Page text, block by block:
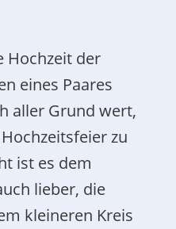
Hochzeit der
eines Paares
aller Grund wert,
zu
ist es dem
lieber, die
kleineren Kreis